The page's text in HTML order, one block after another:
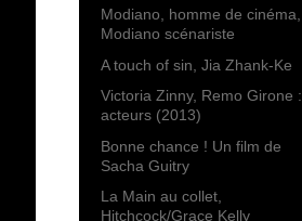
Modiano, homme de cinéma,
Modiano scénariste
A touch of sin, Jia Zhank-Ke
Victoria Zinny, Remo Girone :
acteurs (2013)
Bonne chance ! Un film de
Sacha Guitry
La Main au collet,
Hitchcock/Grace Kelly